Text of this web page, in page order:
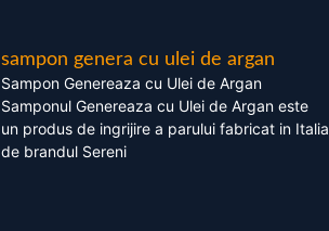
sampon genera cu ulei de argan
Sampon Genereaza cu Ulei de Argan
Samponul Genereaza cu Ulei de Argan este
un produs de ingrijire a parului fabricat in Italia
de brandul Sereni